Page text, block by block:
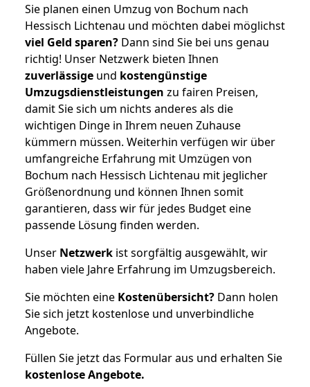
Sie planen einen Umzug von Bochum nach
Hessisch Lichtenau und möchten dabei möglichst
viel Geld sparen? Dann sind Sie bei uns genau
richtig! Unser Netzwerk bieten Ihnen
zuverlässige und kostengünstige
Umzugsdienstleistungen zu fairen Preisen,
damit Sie sich um nichts anderes als die
wichtigen Dinge in Ihrem neuen Zuhause
kümmern müssen. Weiterhin verfügen wir über
umfangreiche Erfahrung mit Umzügen von
Bochum nach Hessisch Lichtenau mit jeglicher
Größenordnung und können Ihnen somit
garantieren, dass wir für jedes Budget eine
passende Lösung finden werden.
Unser Netzwerk ist sorgfältig ausgewählt, wir
haben viele Jahre Erfahrung im Umzugsbereich.
Sie möchten eine Kostenübersicht? Dann holen
Sie sich jetzt kostenlose und unverbindliche
Angebote.
Füllen Sie jetzt das Formular aus und erhalten Sie
kostenloseAngebote.